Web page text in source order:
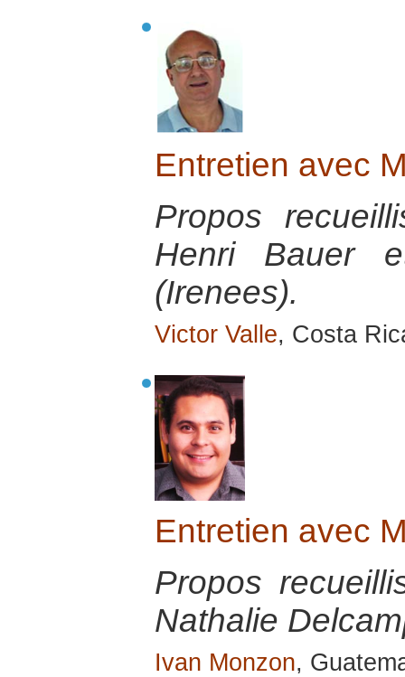
Entretien avec
Propos
Henri Bauer
(Irenees).
Victor Valle, Costa
Entretien avec
Propos
Nathalie
Ivan Monzon,